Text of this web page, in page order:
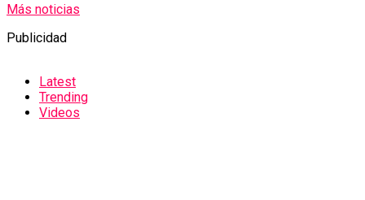
Más noticias
Publicidad
Latest
Trending
Videos